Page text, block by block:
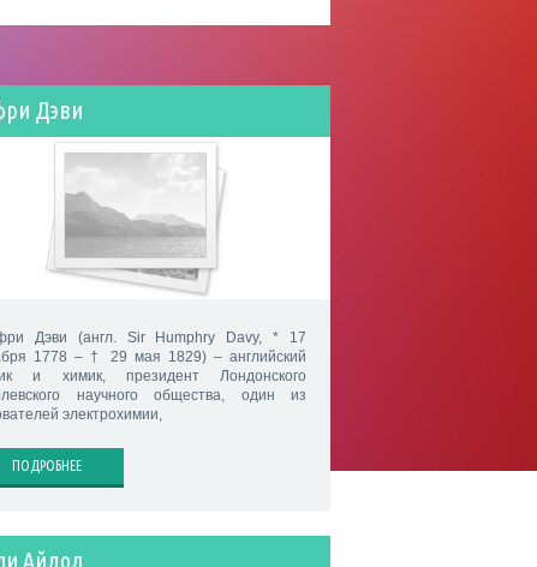
Дэви
Дэви (англ. Sir Humphry Davy, * 17
1778 – † 29 мая 1829) – английский
и химик, президент Лондонского
научного общества, один из
электрохимии,
ПОДРОБНЕЕ
Айдол